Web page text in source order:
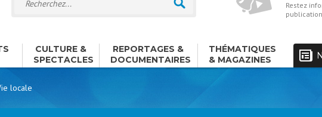
Restez
CULTURE &
SPECTACLES
REPORTAGES &
DOCUMENTAIRES
THÉMATIQUES
& MAGAZINES
locale